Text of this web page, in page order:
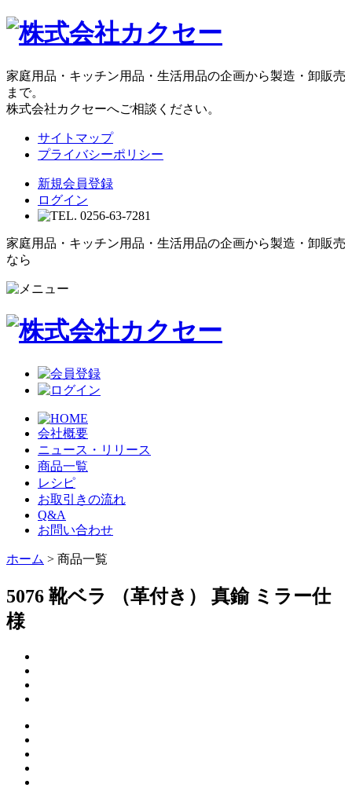
家庭用品・キッチン用品・生活用品の企画から製造・卸販売
まで。
株式会社カクセーへご相談ください。
サイトマップ
プライバシーポリシー
新規会員登録
ログイン
家庭用品・キッチン用品・生活用品の企画から製造・卸販売
なら
会社概要
ニュース・リリース
商品一覧
レシピ
お取引きの流れ
Q&A
お問い合わせ
ホーム > 商品一覧
5076 靴ベラ （革付き） 真鍮 ミラー仕
様